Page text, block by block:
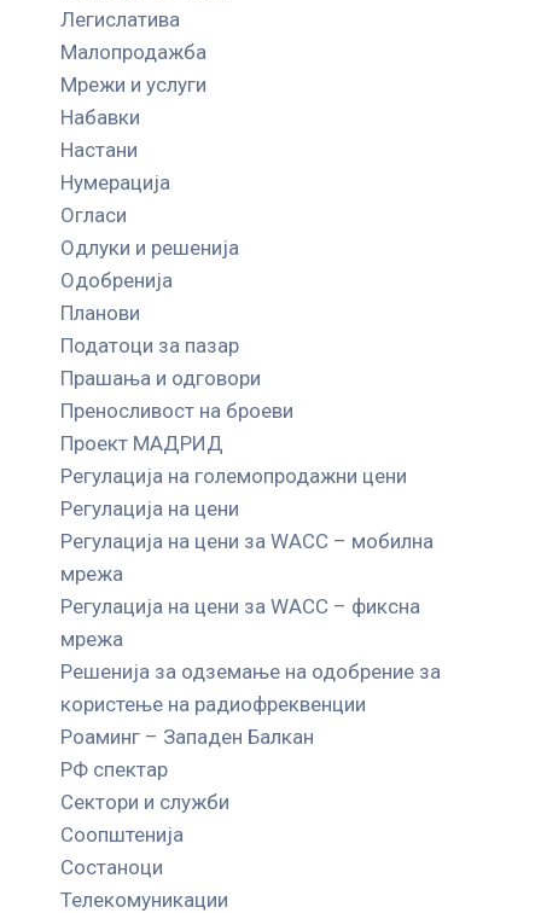
Легислатива
Малопродажба
Мрежи и услуги
Набавки
Настани
Нумерација
Огласи
Одлуки и решенија
Одобренија
Планови
Податоци за пазар
Прашања и одговори
Преносливост на броеви
Проект МАДРИД
Регулација на големопродажни цени
Регулација на цени
Регулација на цени за WACC – мобилна
мрежа
Регулација на цени за WACC – фиксна
мрежа
Решенија за одземање на одобрение за
користење на радиофреквенции
Роаминг – Западен Балкан
РФ спектар
Сектори и служби
Соопштенија
Состаноци
Телекомуникации